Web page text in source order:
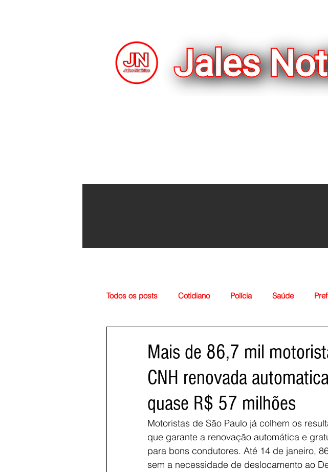
Voltar
Todos os posts Cotidiano Polícia Saúde
Mais de 86,7 mil
CNH renovada
quase R$ 57 milhões
Motoristas de São Paulo já colhem os
que garante a renovação automática e
para bons condutores. Até 14 de janeiro,
sem a necessidade de deslocamento ao